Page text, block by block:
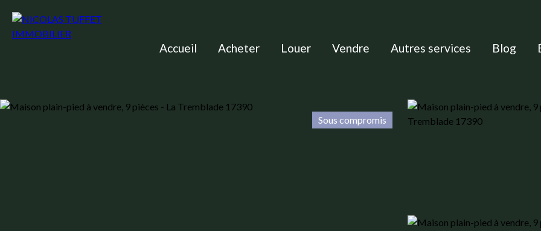
Accueil Acheter Louer Vendre Autres services Blog
Sous compromis